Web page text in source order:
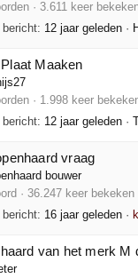
· 3.611 keer
bericht: 12 jaar geleden ·
Maaken
· 1.998 keer
bericht: 12 jaar geleden ·
vraag
bouwer
· 36.247 keer bekeken
bericht: 16 jaar geleden ·
van het merk M